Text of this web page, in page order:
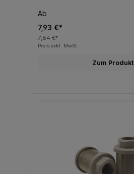
Ab
7,93 €*
7,84 €*
Preis exkl. MwSt.
Zum Produkt